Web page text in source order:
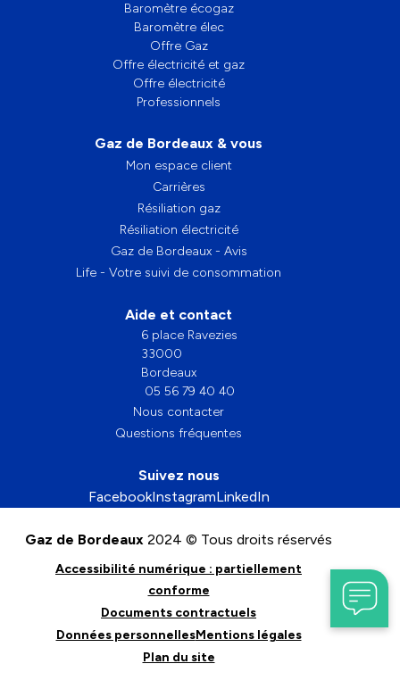
Baromètre écogaz
Baromètre élec
Offre Gaz
Offre électricité et gaz
Offre électricité
Professionnels
Gaz de Bordeaux & vous
Mon espace client
Carrières
Résiliation gaz
Résiliation électricité
Gaz de Bordeaux - Avis
Life - Votre suivi de consommation
Aide et contact
6 place Ravezies
33000
Bordeaux
05 56 79 40 40
Nous contacter
Questions fréquentes
Suivez nous
FacebookInstagramLinkedIn
Gaz de Bordeaux 2024 © Tous droits réservés
Accessibilité numérique : partiellement
conforme
Documents contractuels
Données personnellesMentions légales
Plan du site